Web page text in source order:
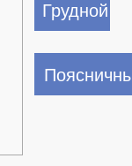
Грудной